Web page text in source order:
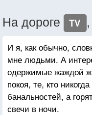
На дороге TV
И я, как обычно,
мне людьми. А
одержимые жаждой
покоя, те, кто
банальностей, а
свечи в ночи.